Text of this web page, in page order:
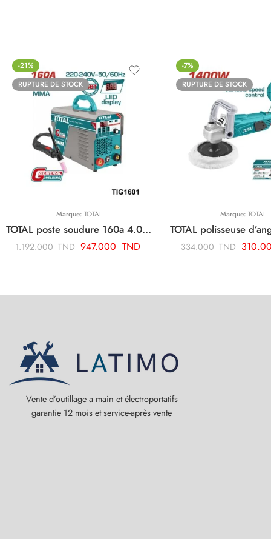
-21%
RUPTURE DE STOCK
Marque: TOTAL
TOTAL poste soudure 160a 4.0 tig mma onduleur TIG1601
1.192.000TND 947.000 TND
-7%
RUPTURE DE STOCK
Marque: TOTAL
334.000TND
Vente d’outillage a main et électroportatifs
garantie 12 mois et service-après vente